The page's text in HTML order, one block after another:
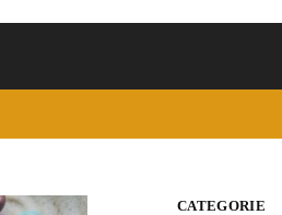
CATEGORIE